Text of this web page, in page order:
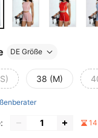
DE Größe
38 (M)